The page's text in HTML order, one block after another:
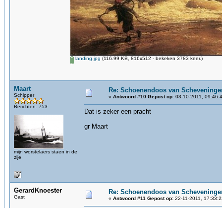
landing.jpg (116.99 KB, 816x512 - bekeken 3783 keer.)
Maart
Schipper
Berichten: 753
mijn worstelaers staen in de
zije
Re: Schoenendoos van
« Antwoord #10 Gepost op: 03-10-2011,
Dat is zeker een pracht
gr Maart
GerardKnoester
Gast
Re: Schoenendoos van
« Antwoord #11 Gepost op: 22-11-2011,